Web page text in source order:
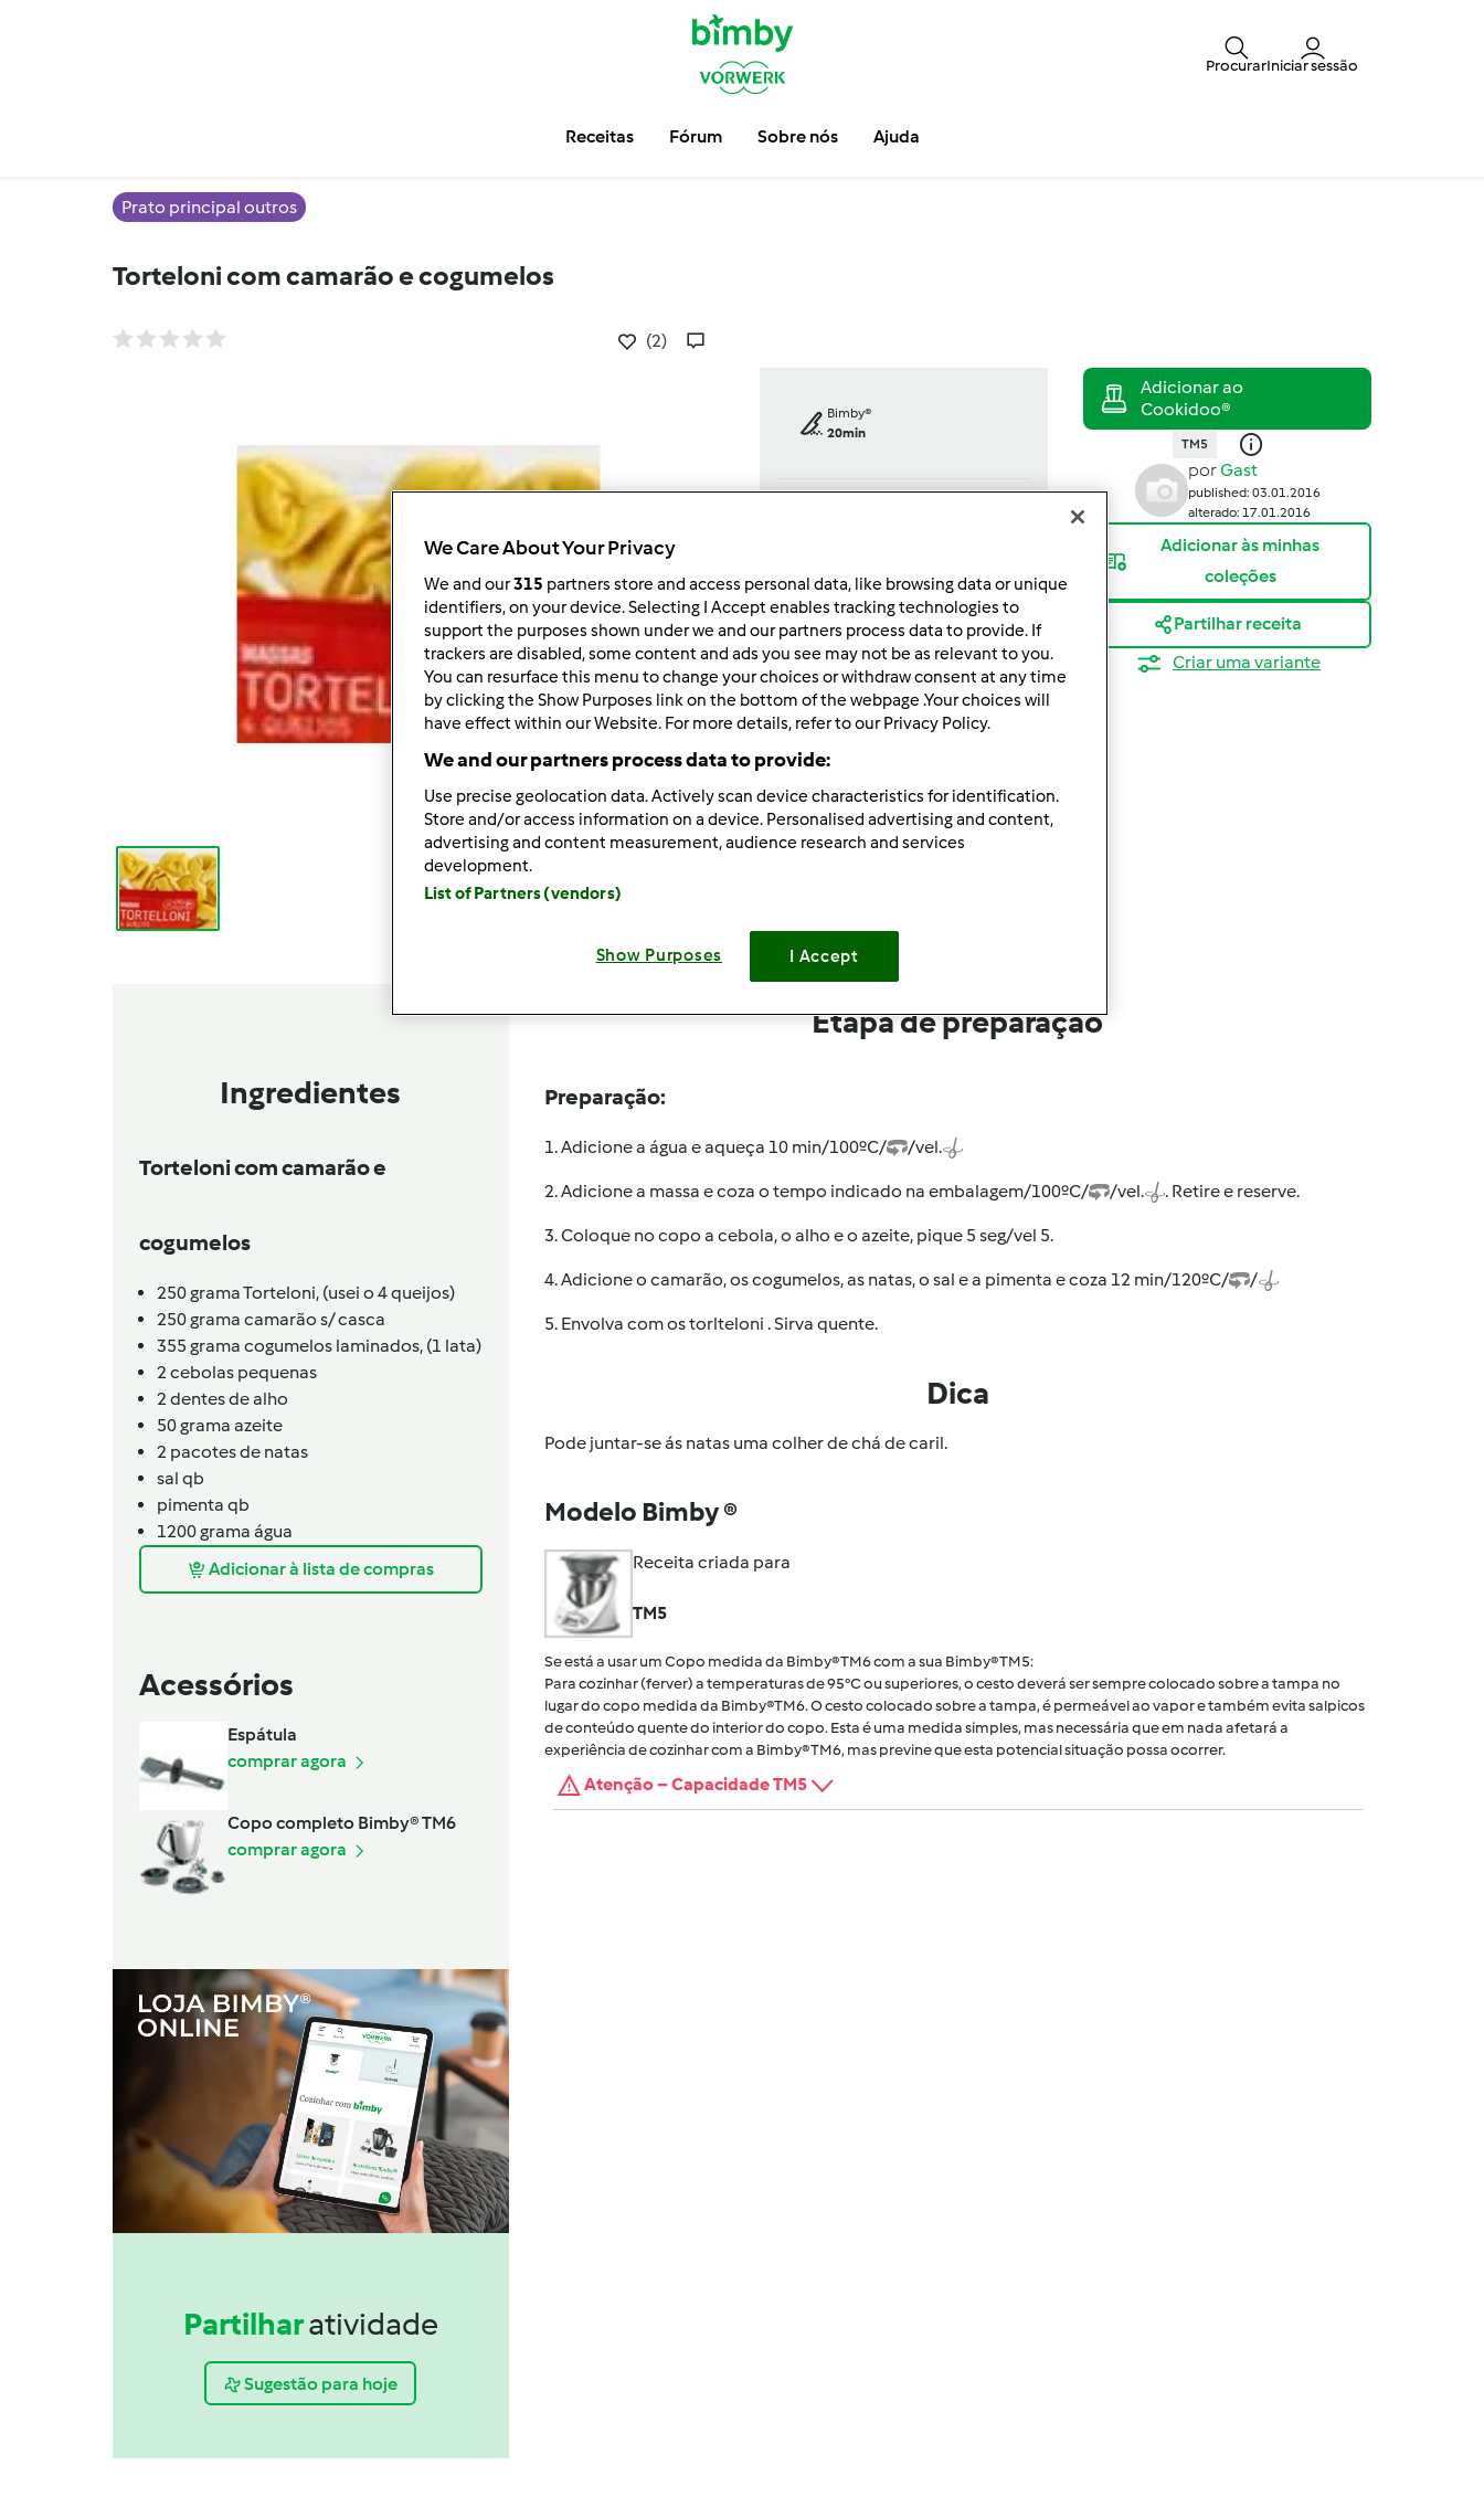
ProcurarIniciar sessão
Receitas Fórum Sobre nós Ajuda
Prato principal outros
Torteloni com camarão e cogumelos
(2)
Bimby®
20min
dose/s
2dose/s
Fácil
TM5
porGast
published: 03.01.2016
alterado: 17.01.2016
Adicionar às minhas
coleções
Partilhar receita
Criar uma variante
Ingredientes
Torteloni com camarão e
cogumelos
250gramaTorteloni, (usei o 4 queijos)
250grama camarão s/ casca
355 grama cogumelos laminados, (1 lata)
2cebolas pequenas
2dentes de alho
50grama azeite
2 pacotes de natas
sal qb
pimenta qb
1200grama água
Adicionar à lista de compras
Acessórios
Espátula
comprar agora
Copo completo Bimby® TM6
comprar agora
Partilharatividade
Sugestão para hoje
Etapa de preparação
Preparação:
1. Adicione a água e aqueça 10 min/100ºC/ /vel.
2. Adicione a massa e coza o tempo indicado na embalagem/100ºC/ /vel. . Retire e reserve.
3. Coloque no copo a cebola, o alho e o azeite, pique 5 seg/vel 5.
4. Adicione o camarão, os cogumelos, as natas, o sal e a pimenta e coza 12 min/120ºC/ /
5. Envolva com os torlteloni . Sirva quente.
Dica
Pode juntar-se ás natas uma colher de chá de caril.
Modelo Bimby ®
Receita criada para
TM5
Se está a usar um Copo medida da Bimby® TM6 com a sua Bimby® TM5:
Para cozinhar (ferver) a temperaturas de 95°C ou superiores, o cesto deverá ser sempre colocado sobre a tampa no
lugar do copo medida da Bimby®TM6. O cesto colocado sobre a tampa, é permeável ao vapor e também evita salpicos
de conteúdo quente do interior do copo. Esta é uma medida simples, mas necessária que em nada afetará a
experiência de cozinhar com a Bimby® TM6, mas previne que esta potencial situação possa ocorrer.
Atenção – Capacidade TM5
We Care About Your Privacy
We and our315 partners store and access personal data, like browsing data or unique
identifiers, on your device. Selecting I Accept enables tracking technologies to
support the purposes shown under we and our partners process data to provide. If
trackers are disabled, some content and ads you see may not be as relevant to you.
You can resurface this menu to change your choices or withdraw consent at any time
by clicking the Show Purposes link on the bottom of the webpage .Your choices will
have effect within our Website. For more details, refer to our Privacy Policy.
We and our partners process data to provide:
Use precise geolocation data. Actively scan device characteristics for identification.
Store and/or access information on a device. Personalised advertising and content,
advertising and content measurement, audience research and services
development.
List of Partners (vendors)
Show Purposes I Accept